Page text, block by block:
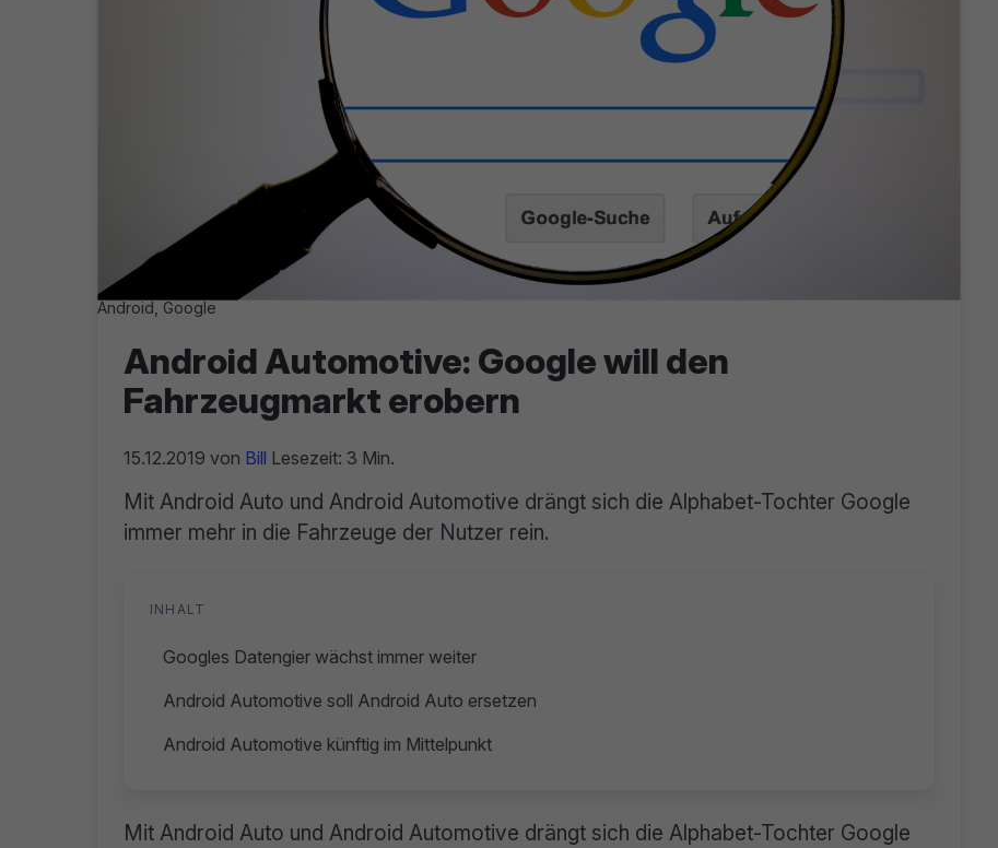
Android, Google
Android Automotive: Google will den
Fahrzeugmarkt erobern
15.12.2019 von Bill Lesezeit: 3 Min.
Mit Android Auto und Android Automotive drängt sich die Alphabet-Tochter Google
immer mehr in die Fahrzeuge der Nutzer rein.
INHALT
Googles Datengier wächst immer weiter
Android Automotive soll Android Auto ersetzen
Android Automotive künftig im Mittelpunkt
Mit Android Auto und Android Automotive drängt sich die Alphabet-Tochter Google